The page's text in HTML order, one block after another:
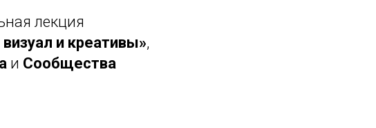
лекция
и креативы»,
и Сообщества